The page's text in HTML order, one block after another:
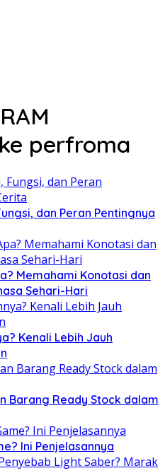
perfroma
dan Peran Pentingnya
Memahami Konotasi dan
Sehari-Hari
Kenali Lebih Jauh
Barang Ready Stock dalam
Ini Penjelasannya